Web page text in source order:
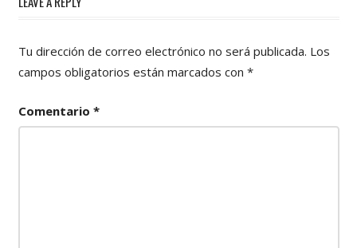
Tu dirección de correo electrónico no será publicada. Los
campos obligatorios están marcados con *
Comentario *